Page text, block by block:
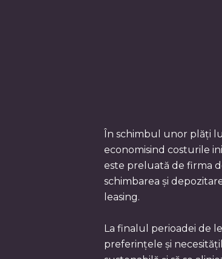
În schimbul unor plăți
economisind costurile
este preluată de firma
schimbarea și
leasing.
La finalul perioadei de
preferințele și